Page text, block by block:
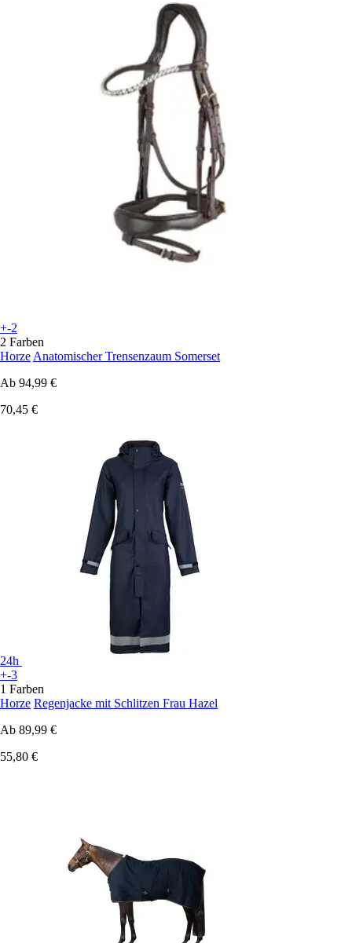
+-2
2 Farben
Horze Anatomischer Trensenzaum Somerset
Ab 94,99 €
70,45 €
24h
+-3
1 Farben
Horze Regenjacke mit Schlitzen Frau Hazel
Ab 89,99 €
55,80 €